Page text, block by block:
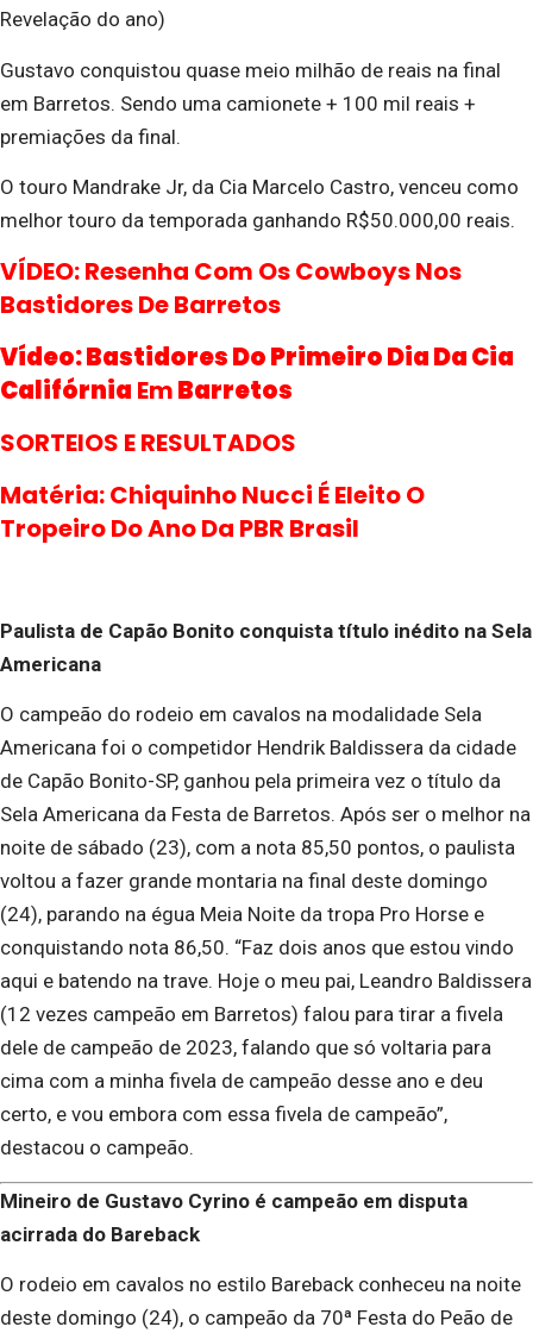
Revelação do ano)
Gustavo conquistou quase meio milhão de reais na final
em Barretos. Sendo uma camionete + 100 mil reais +
premiações da final.
O touro Mandrake Jr, da Cia Marcelo Castro, venceu como
melhor touro da temporada ganhando R$50.000,00 reais.
VÍDEO: Resenha Com Os Cowboys Nos
Bastidores De Barretos
Vídeo: Bastidores Do Primeiro Dia Da Cia
Califórnia EmBarretos
SORTEIOS E RESULTADOS
Matéria: Chiquinho Nucci É Eleito O
Tropeiro Do Ano Da PBR Brasil
Paulista de Capão Bonito conquista título inédito na Sela
Americana
O campeão do rodeio em cavalos na modalidade Sela
Americana foi o competidor Hendrik Baldissera da cidade
de Capão Bonito-SP, ganhou pela primeira vez o título da
Sela Americana da Festa de Barretos. Após ser o melhor na
noite de sábado (23), com a nota 85,50 pontos, o paulista
voltou a fazer grande montaria na final deste domingo
(24), parando na égua Meia Noite da tropa Pro Horse e
conquistando nota 86,50. “Faz dois anos que estou vindo
aqui e batendo na trave. Hoje o meu pai, Leandro Baldissera
(12 vezes campeão em Barretos) falou para tirar a fivela
dele de campeão de 2023, falando que só voltaria para
cima com a minha fivela de campeão desse ano e deu
certo, e vou embora com essa fivela de campeão”,
destacou o campeão.
Mineiro de Gustavo Cyrino é campeão em disputa
acirrada do Bareback
O rodeio em cavalos no estilo Bareback conheceu na noite
deste domingo (24), o campeão da 70ª Festa do Peão de